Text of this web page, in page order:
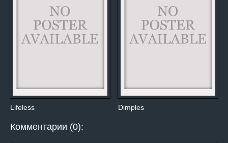
Lifeless Dimples
Комментарии (0):